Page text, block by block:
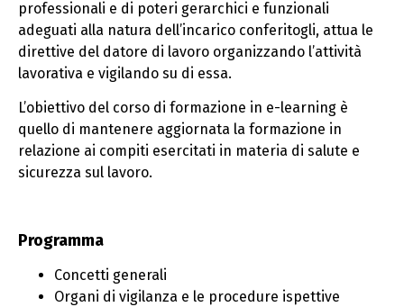
professionali e di poteri gerarchici e funzionali
adeguati alla natura dell’incarico conferitogli, attua le
direttive del datore di lavoro organizzando l’attività
lavorativa e vigilando su di essa.
L’obiettivo del corso di formazione in e-learning è
quello di mantenere aggiornata la formazione in
relazione ai compiti esercitati in materia di salute e
sicurezza sul lavoro.
Programma
Concetti generali
Organi di vigilanza e le procedure ispettive